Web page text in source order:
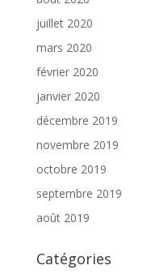
juillet 2020
mars 2020
février 2020
janvier 2020
décembre 2019
novembre 2019
octobre 2019
septembre 2019
août 2019
Catégories